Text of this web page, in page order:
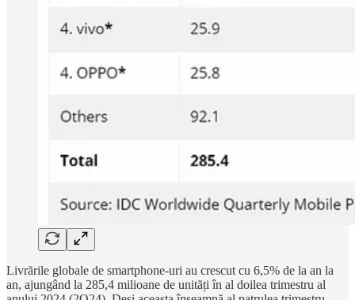
Livrările globale de smartphone-uri au crescut cu 6,5% de la an la
an, ajungând la 285,4 milioane de unități în al doilea trimestru al